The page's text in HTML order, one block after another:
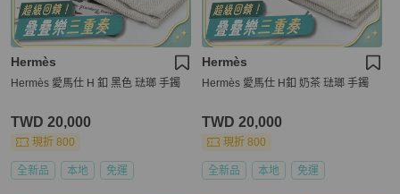
Hermès
Hermès 愛馬仕 H 釦 黑色 琺瑯 手鐲
TWD 20,000
現折 800
全新品 本地 免運
Hermès
Hermès 愛馬仕 H釦 奶茶 琺瑯 手鐲
TWD 20,000
現折 800
全新品 本地 免運